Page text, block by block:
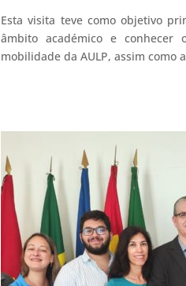
Esta visita teve como objetivo
âmbito académico e conhecer
mobilidade da AULP, assim como